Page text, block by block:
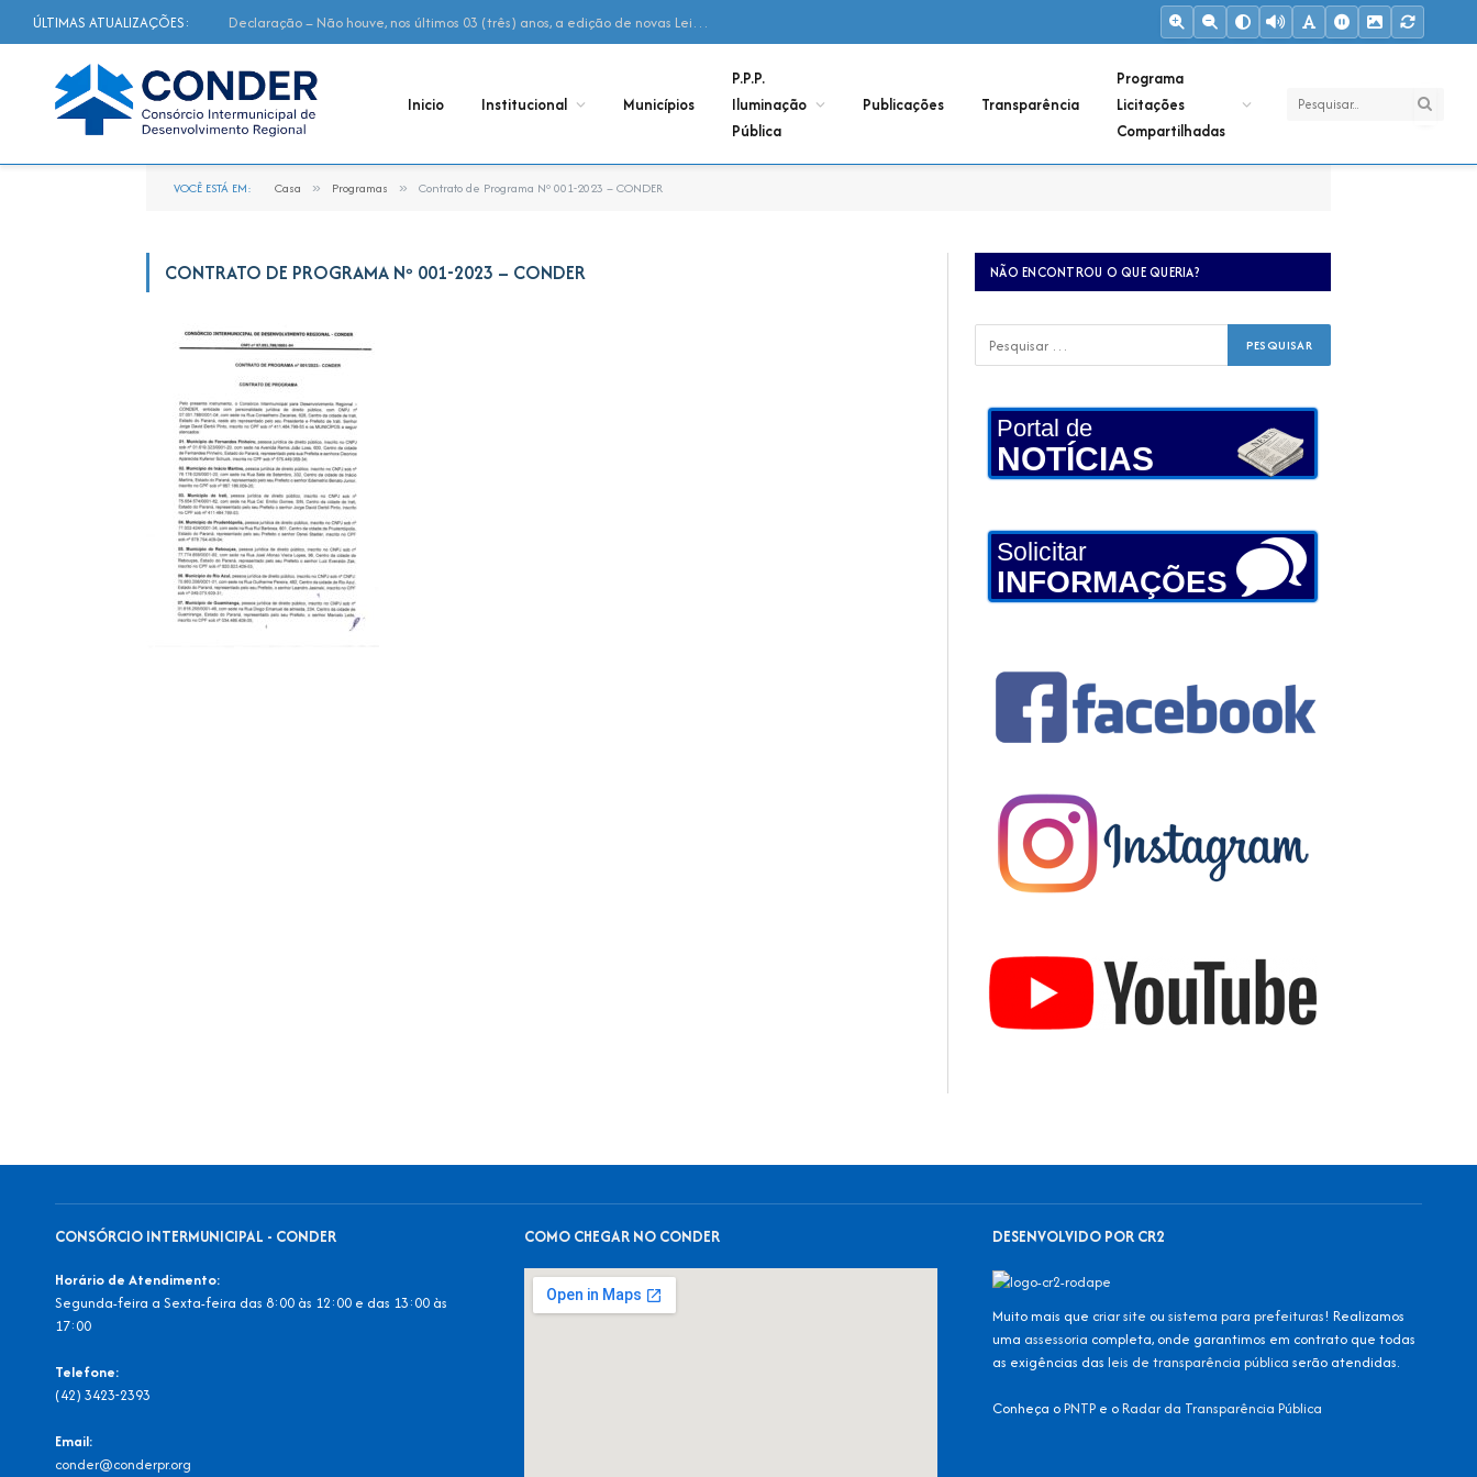
ÚLTIMAS ATUALIZAÇÕES: Declaração – Não houve, nos últimos 03 (três) anos, a edição de novas Leis Municipais de Adesão ao Consórcio
Inicio Institucional Municípios
P.P.P.
Iluminação
Pública
Publicações Transparência
Programa
Licitações
Compartilhadas
VOCÊ ESTÁ EM: Casa » Programas » Contrato de Programa Nº 001-2023 – CONDER
CONTRATO DE PROGRAMA Nº 001-2023 – CONDER NÃO ENCONTROU O QUE QUERIA?
Portal de
NOTÍCIAS
Solicitar
INFORMAÇÕES
CONSÓRCIO INTERMUNICIPAL - CONDER
Horário de Atendimento:
Segunda-feira a Sexta-feira das 8:00 às 12:00 e das 13:00 às
17:00
Telefone:
(42) 3423-2393
Email:
conder@conderpr.org
COMO CHEGAR NO CONDER DESENVOLVIDO POR CR2
Muito mais que criar site ousistema para prefeituras! Realizamos
uma assessoria completa, onde garantimos em contrato que todas
as exigências dasleis de transparência pública serão atendidas.
Conheça oPNTP e oRadar da Transparência Pública